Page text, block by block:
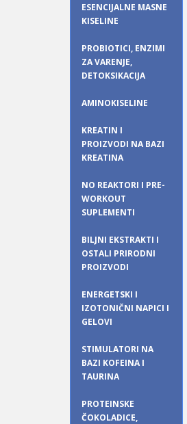
ESENCIJALNE MASNE
KISELINE
PROBIOTICI, ENZIMI
ZA VARENJE,
DETOKSIKACIJA
AMINOKISELINE
KREATIN I
PROIZVODI NA BAZI
KREATINA
NO REAKTORI I PRE-
WORKOUT
SUPLEMENTI
BILJNI EKSTRAKTI I
OSTALI PRIRODNI
PROIZVODI
ENERGETSKI I
IZOTONIČNI NAPICI I
GELOVI
STIMULATORI NA
BAZI KOFEINA I
TAURINA
PROTEINSKE
ČOKOLADICE,